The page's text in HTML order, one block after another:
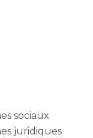
sociaux
juridiques